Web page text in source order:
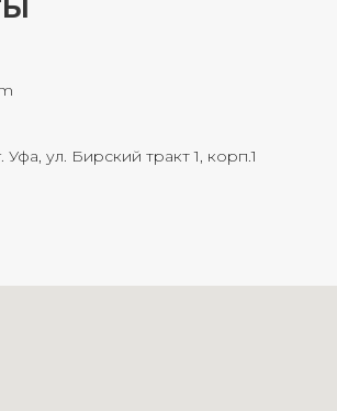
Уфа, ул. Бирский тракт 1, корп.1